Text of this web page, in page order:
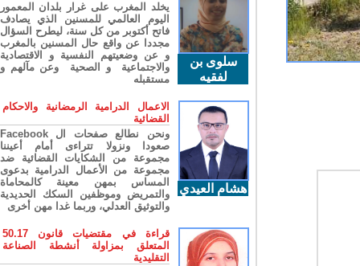
سلوى بن
لفقيه
يخلد المغرب على غرار بلدان المعمور
اليوم العالمي للمسنين الذي يصادف
فاتح أكتوبر من كل سنة، ليطرح السؤال
مجددا عن واقع حال المسنين بالمغرب
و عن وضعيتهم النفسية و الاقتصادية
والاجتماعية و الصحية وعن مآلهم و
مستقبله
هشام العيدي
الاعمال الدرامية الرمضانية والاحكام
القضائية
ونحن نطالع صفحات ال Facebook
صعودا ونزولا تتراءى أمام أعيننا
مجموعة من الشكايات القضائية ضد
مجموعة من الأعمال الدرامية بدعوى
المساس بمهن معينة كالمحاماة
والتمريض وموظفين السكك الحديدية
والتوثيق العدلي، وربما غدا مهن أخرى
قراءة في مقتضيات قانون 50.17
المتعلق بمزاولة أنشطة الصناعة
التقليدية